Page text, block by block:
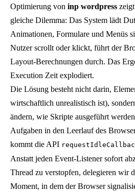
Optimierung von inp wordpress
gleiche Dilemma: Das System lädt
Animationen, Formulare und Menüs
Nutzer scrollt oder klickt, führt der
Layout-Berechnungen durch. Das
Execution Zeit explodiert.
Die Lösung besteht nicht darin,
wirtschaftlich unrealistisch ist),
ändern, wie Skripte ausgeführt
Aufgaben in den Leerlauf des
kommt die API
Anstatt jeden Event-Listener sofort
Thread zu verstopfen, delegieren wir
Moment, in dem der Browser